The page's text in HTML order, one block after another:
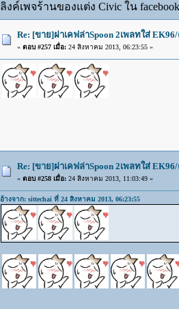
ลิงค์เพจร้านของแต่ง Civic ใน
Re: [ขาย]ฝาเคฟล่าSpoon 2เพลทใส่
« ตอบ #257 เมื่อ:24 สิงหาคม 2013, 06:23:55 »
Re: [ขาย]ฝาเคฟล่าSpoon 2เพลทใส่
« ตอบ #258 เมื่อ:24 สิงหาคม 2013, 11:03:49 »
อ้างจาก: sittechai ที่ 24 สิงหาคม 2013, 06:23:55